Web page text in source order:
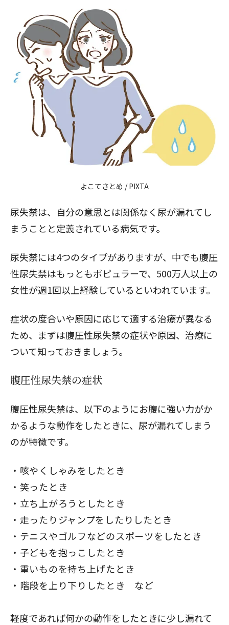
よこてさとめ / PIXTA
尿失禁は、自分の意思とは関係なく尿が漏れてし
まうことと定義されている病気です。
尿失禁には4つのタイプがありますが、中でも腹圧
性尿失禁はもっともポピュラーで、500万人以上の
女性が週1回以上経験しているといわれています。
症状の度合いや原因に応じて適する治療が異なる
ため、まずは腹圧性尿失禁の症状や原因、治療に
ついて知っておきましょう。
腹圧性尿失禁の症状
腹圧性尿失禁は、以下のようにお腹に強い力がか
かるような動作をしたときに、尿が漏れてしまう
のが特徴です。
咳やくしゃみをしたとき
笑ったとき
立ち上がろうとしたとき
走ったりジャンプをしたりしたとき
テニスやゴルフなどのスポーツをしたとき
子どもを抱っこしたとき
重いものを持ち上げたとき
階段を上り下りしたとき など
軽度であれば何かの動作をしたときに少し漏れて